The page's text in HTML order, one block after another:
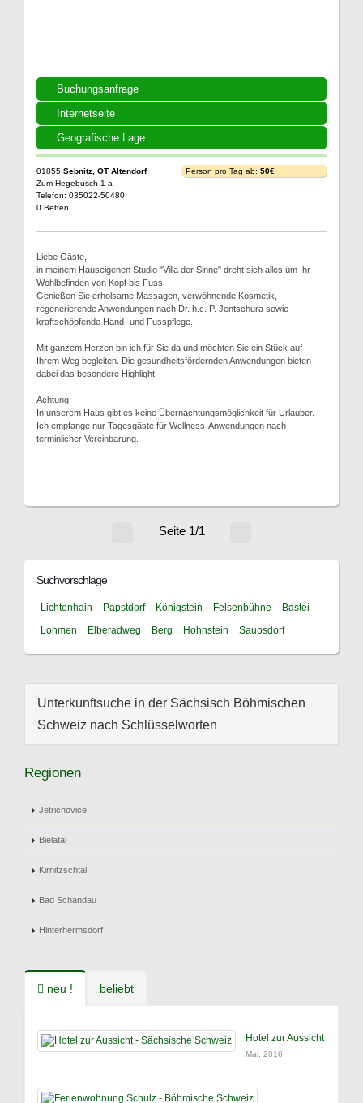
Buchungsanfrage
Internetseite
Geografische Lage
01855 Sebnitz, OT Altendorf
Zum Hegebusch 1 a
Telefon: 035022-50480
0 Betten
Person pro Tag ab: 50€
Liebe Gäste,
in meinem Hauseigenen Studio "Villa der Sinne" dreht sich alles um Ihr
Wohlbefinden von Kopf bis Fuss.
Genießen Sie erholsame Massagen, verwöhnende Kosmetik,
regenerierende Anwendungen nach Dr. h.c. P. Jentschura sowie
kraftschöpfende Hand- und Fusspflege.
Mit ganzem Herzen bin ich für Sie da und möchten Sie ein Stück auf
Ihrem Weg begleiten. Die gesundheitsfördernden Anwendungen bieten
dabei das besondere Highlight!
Achtung:
In unserem Haus gibt es keine Übernachtungsmöglichkeit für Urlauber.
Ich empfange nur Tagesgäste für Wellness-Anwendungen nach
terminlicher Vereinbarung.
Seite 1/1
Suchvorschläge
Lichtenhain Papstdorf Königstein Felsenbühne
Bastei
Lohmen
Elberadweg Berg Hohnstein Saupsdorf
Unterkunftsuche in der Sächsisch Böhmischen
Schweiz nach Schlüsselworten
Regionen
Jetrichovice
Bielatal
Kirnitzschtal
Bad Schandau
Hinterhermsdorf
neu ! beliebt
Hotel zur Aussicht
Mai, 2016